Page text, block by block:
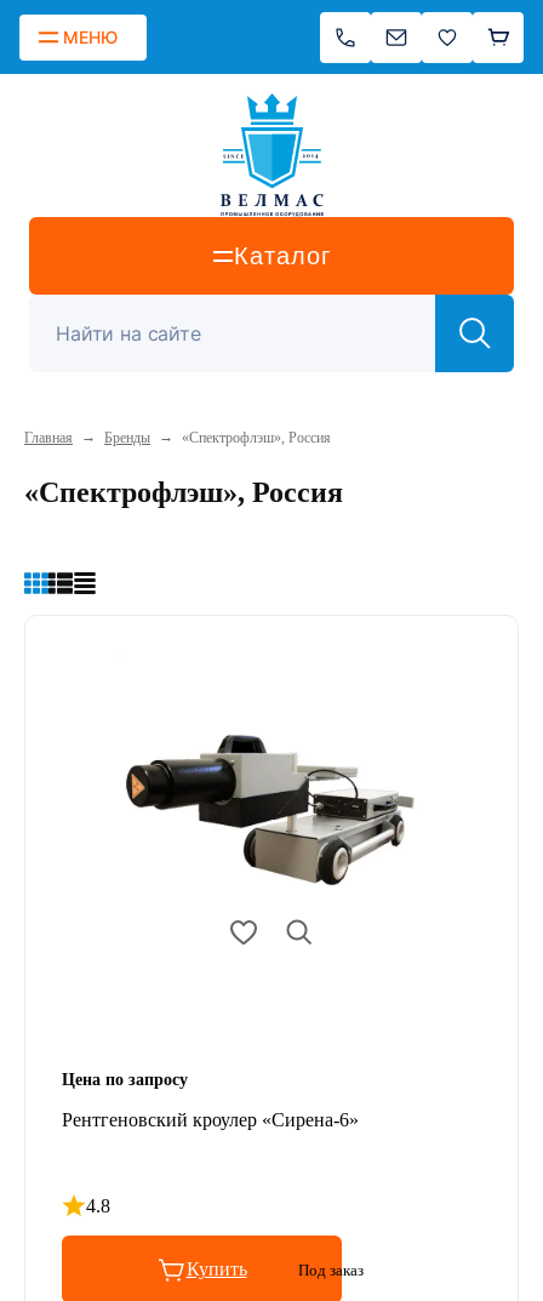
МЕНЮ
Каталог
Главная → Бренды → «Спектрофлэш», Россия
«Спектрофлэш», Россия
Цена по запросу
Рентгеновский кроулер «Сирена-6»
4.8
Рейтинг 4.8 из 5
Купить Под заказ